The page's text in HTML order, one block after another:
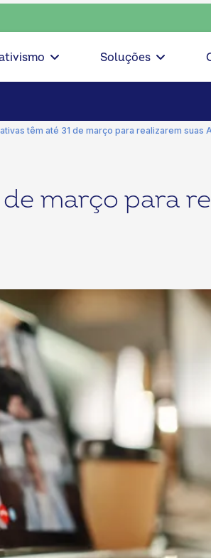
escolha o coop • escolha consciente,
Soluções
têm até 31 de março para realizarem suas
março para